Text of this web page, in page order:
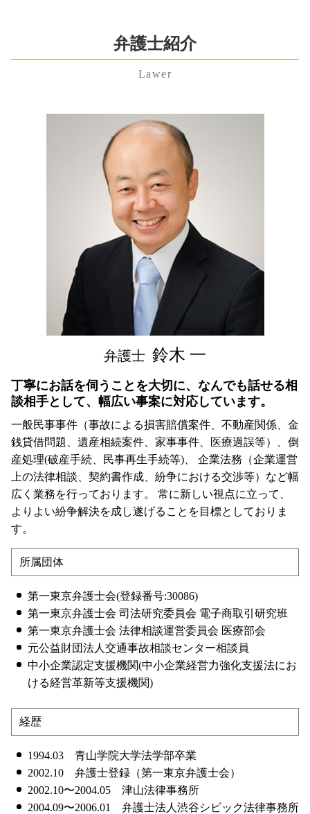
親権 争い
親権 父親 勝ち取る
資本 参加
拒否権付株式
議決権 制限 株式
株式交換 メリット
相続 借金
連帯保証人 相続
相続放棄 必要書類
公正証書遺言 作り方
相続人 調査 方法
不当解雇 裁判
雇用契約書 残業代
労働問題 弁護士
不当解雇 慰謝料
埼玉県 不当解雇 弁護士 相談
埼玉県 不貞行為 弁護士 相談
渋谷区 慰謝料 弁護士 相談
埼玉県 企業法務 弁護士 相談
渋谷区 不貞行為 弁護士 相談
神奈川県 企業法務 弁護士 相談
埼玉県 残業代未払い 弁護士 相談
中央区 相続 弁護士 相談
東京都 親権 弁護士 相談
港区 慰謝料 弁護士 相談
渋谷区 遺留分 弁護士 相談
港区 親権 弁護士 相談
東京都 慰謝料 弁護士 相談
東京都 遺留分 弁護士 相談
埼玉県 相続 弁護士 相談
港区 労働問題 弁護士 相談
弁護士紹介
Lawer
弁護士 鈴木 一
丁寧にお話を伺うことを大切に、なんでも話せる相
談相手として、幅広い事案に対応しています。
一般民事事件（事故による損害賠償案件、不動産関係、金
銭貸借問題、遺産相続案件、家事事件、医療過誤等）、倒
産処理(破産手続、民事再生手続等)、 企業法務（企業運営
上の法律相談、契約書作成、紛争における交渉等）など幅
広く業務を行っております。 常に新しい視点に立って、
よりよい紛争解決を成し遂げることを目標としておりま
す。
所属団体
第一東京弁護士会(登録番号:30086)
第一東京弁護士会 司法研究委員会 電子商取引研究班
第一東京弁護士会 法律相談運営委員会 医療部会
元公益財団法人交通事故相談センター相談員
中小企業認定支援機関(中小企業経営力強化支援法にお
ける経営革新等支援機関)
経歴
1994.03 青山学院大学法学部卒業
2002.10 弁護士登録（第一東京弁護士会）
2002.10〜2004.05 津山法律事務所
2004.09〜2006.01 弁護士法人渋谷シビック法律事務所